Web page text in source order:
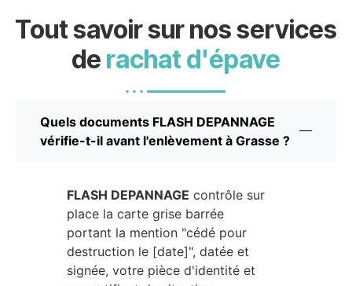
Tout savoir sur nos services
de rachat d'épave
Quels documents FLASH DEPANNAGE
vérifie-t-il avant l'enlèvement à Grasse ?
FLASH DEPANNAGE contrôle sur
place la carte grise barrée
portant la mention "cédé pour
destruction le [date]", datée et
signée, votre pièce d'identité et